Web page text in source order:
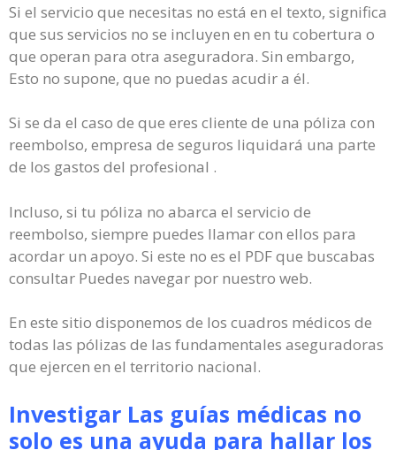
Si el servicio que necesitas no está en el texto, significa
que sus servicios no se incluyen en en tu cobertura o
que operan para otra aseguradora. Sin embargo,
Esto no supone, que no puedas acudir a él.
Si se da el caso de que eres cliente de una póliza con
reembolso, empresa de seguros liquidará una parte
de los gastos del profesional .
Incluso, si tu póliza no abarca el servicio de
reembolso, siempre puedes llamar con ellos para
acordar un apoyo. Si este no es el PDF que buscabas
consultar Puedes navegar por nuestro web.
En este sitio disponemos de los cuadros médicos de
todas las pólizas de las fundamentales aseguradoras
que ejercen en el territorio nacional.
Investigar Las guías médicas no
solo es una ayuda para hallar los